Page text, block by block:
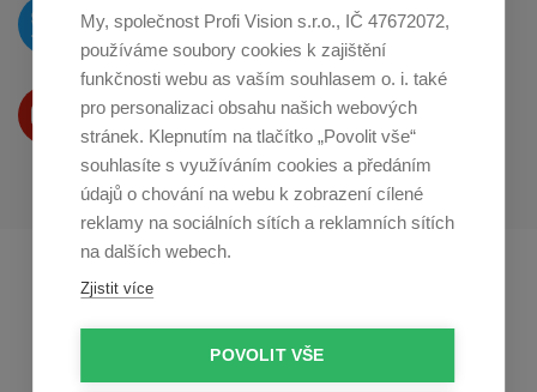
My, společnost Profi Vision s.r.o., IČ 47672072,
používáme soubory cookies k zajištění
funkčnosti webu as vaším souhlasem o. i. také
pro personalizaci obsahu našich webových
stránek. Klepnutím na tlačítko „Povolit vše“
souhlasíte s využíváním cookies a předáním
údajů o chování na webu k zobrazení cílené
reklamy na sociálních sítích a reklamních sítích
na dalších webech.
Zjistit více
POVOLIT VŠE
O novinkách píšeme
naTwitteru
Produkty Vám představujeme
na Youtube
Profikuchar.sk